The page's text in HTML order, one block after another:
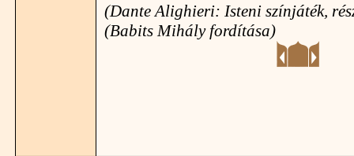
(Dante Alighieri: Isteni színjáték,
(Babits Mihály fordítása)